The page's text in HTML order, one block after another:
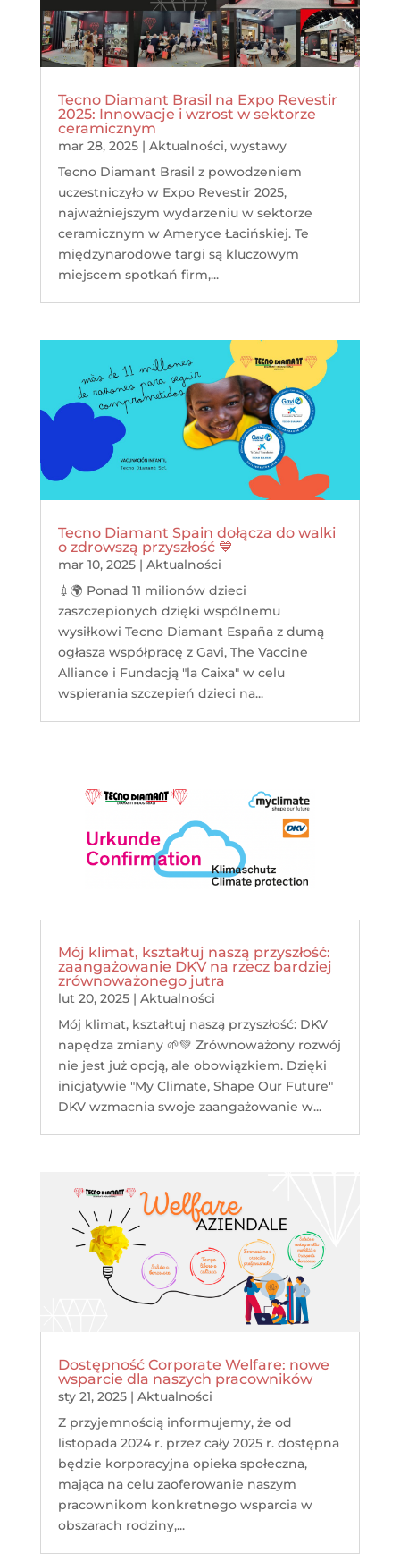
Tecno Diamant Brasil na Expo Revestir
2025: Innowacje i wzrost w sektorze
ceramicznym
mar 28, 2025| Aktualności, wystawy
Tecno Diamant Brasil z powodzeniem
uczestniczyło w Expo Revestir 2025,
najważniejszym wydarzeniu w sektorze
ceramicznym w Ameryce Łacińskiej. Te
międzynarodowe targi są kluczowym
miejscem spotkań firm,...
Tecno Diamant Spain dołącza do walki
o zdrowszą przyszłość 💙
mar 10, 2025| Aktualności
💉🌍 Ponad 11 milionów dzieci
zaszczepionych dzięki wspólnemu
wysiłkowi Tecno Diamant España z dumą
ogłasza współpracę z Gavi, The Vaccine
Alliance i Fundacją "la Caixa" w celu
wspierania szczepień dzieci na...
Mój klimat, kształtuj naszą przyszłość:
zaangażowanie DKV na rzecz bardziej
zrównoważonego jutra
lut 20, 2025| Aktualności
Mój klimat, kształtuj naszą przyszłość: DKV
napędza zmiany 🌱💚 Zrównoważony rozwój
nie jest już opcją, ale obowiązkiem. Dzięki
inicjatywie "My Climate, Shape Our Future"
DKV wzmacnia swoje zaangażowanie w...
Dostępność Corporate Welfare: nowe
wsparcie dla naszych pracowników
sty 21, 2025| Aktualności
Z przyjemnością informujemy, że od
listopada 2024 r. przez cały 2025 r. dostępna
będzie korporacyjna opieka społeczna,
mająca na celu zaoferowanie naszym
pracownikom konkretnego wsparcia w
obszarach rodziny,...